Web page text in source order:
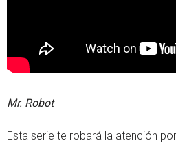
Mr. Robot
Esta serie te robará la atención